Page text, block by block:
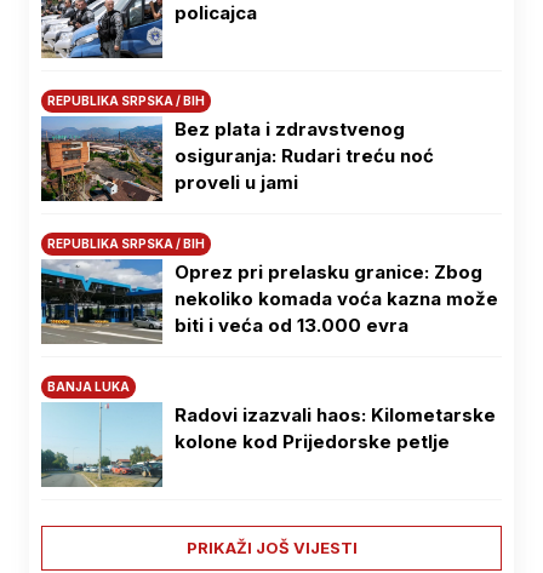
policajca
REPUBLIKA SRPSKA / BIH
Bez plata i zdravstvenog
osiguranja: Rudari treću noć
proveli u jami
REPUBLIKA SRPSKA / BIH
Oprez pri prelasku granice: Zbog
nekoliko komada voća kazna može
biti i veća od 13.000 evra
BANJA LUKA
Radovi izazvali haos: Kilometarske
kolone kod Prijedorske petlje
PRIKAŽI JOŠ VIJESTI